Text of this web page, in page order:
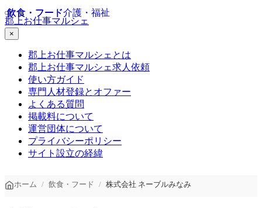
郡上お仕事マルシェ
×
郡上お仕事マルシェとは
郡上お仕事マルシェ求人依頼
使い方ガイド
専門人材登録とオファー
よくある質問
掲載料について
運営団体について
プライバシーポリシー
サイト設立の経緯
ホーム 飲食・フード 株式会社 ネーブルみなみ
飲食・フード
飲食・フード介護・福祉
飲食・フード